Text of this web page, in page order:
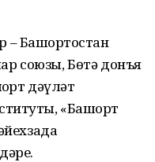
Башҡортостан
союзы, Бөтә донъя
дәүләт
«Башҡорт